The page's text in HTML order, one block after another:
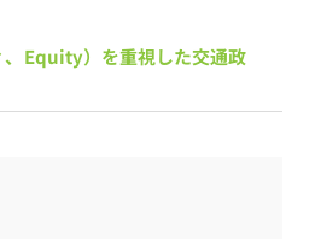
、Equity）を重視した交通政